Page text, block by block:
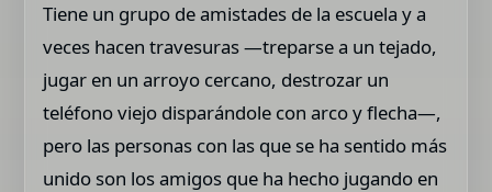
Tiene un grupo de amistades de la escuela y a
veces hacen travesuras —treparse a un tejado,
jugar en un arroyo cercano, destrozar un
teléfono viejo disparándole con arco y flecha—,
pero las personas con las que se ha sentido más
unido son los amigos que ha hecho jugando en